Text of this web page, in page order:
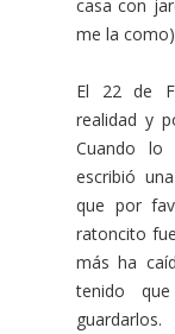
casa con
me la
El 22 de
realidad y
Cuando lo
escribió
que por
ratoncito
más ha
tenido